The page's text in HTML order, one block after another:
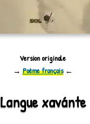
Version originale
→ Poème français←
Langue xavánte